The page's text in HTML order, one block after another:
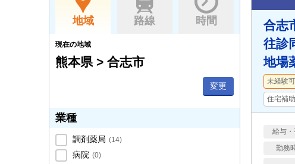
地域 路線 時間
現在の地域
熊本県 > 合志市
変更
業種
調剤薬局 (14)
病院 (0)
合志
往診
地場
未経験可
住宅補
給与・
勤務